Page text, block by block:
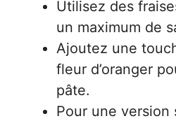
Utilisez des
un maximum de
Ajoutez une
fleur d’oranger
pâte.
Pour une version